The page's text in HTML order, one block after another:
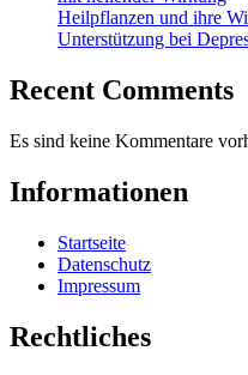
Heilpflanzen und ihre
Unterstützung bei
Recent Comments
Es sind keine Kommentare
Informationen
Startseite
Datenschutz
Impressum
Rechtliches